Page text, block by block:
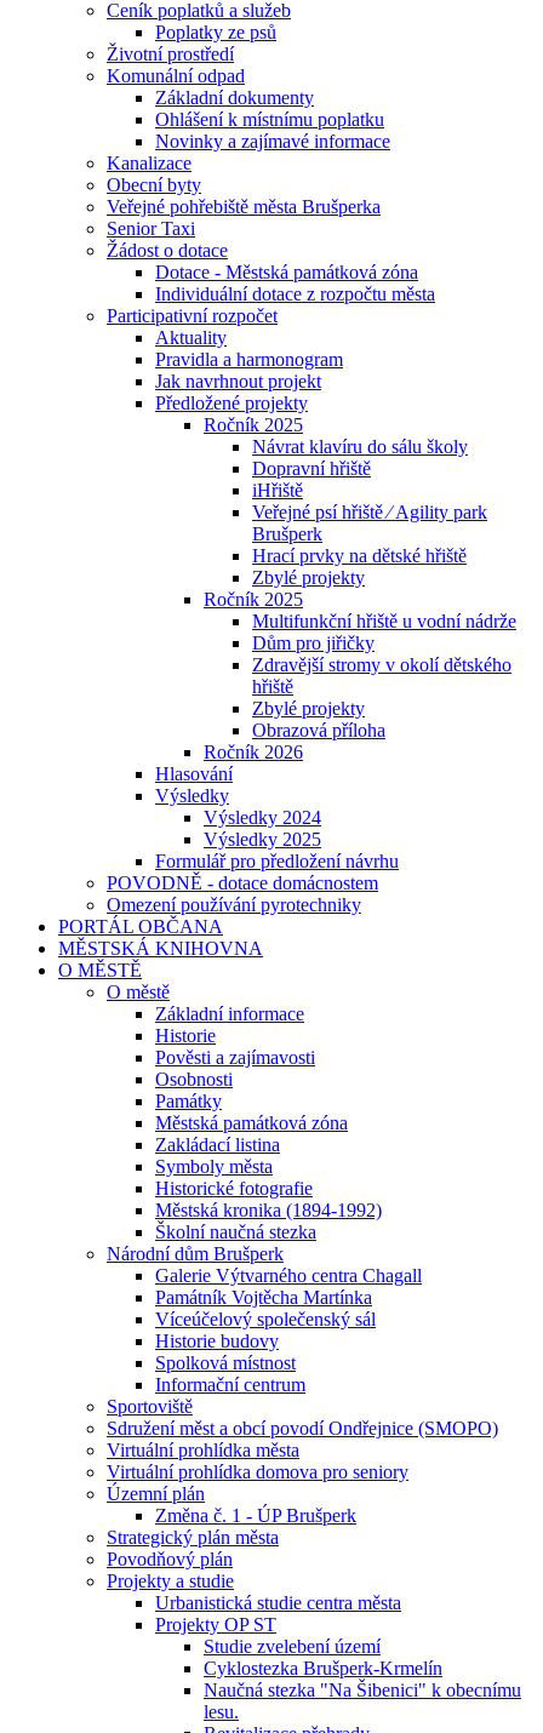
Ceník poplatků a služeb
Poplatky ze psů
Životní prostředí
Komunální odpad
Základní dokumenty
Ohlášení k místnímu poplatku
Novinky a zajímavé informace
Kanalizace
Obecní byty
Veřejné pohřebiště města Brušperka
Senior Taxi
Žádost o dotace
Dotace - Městská památková zóna
Individuální dotace z rozpočtu města
Participativní rozpočet
Aktuality
Pravidla a harmonogram
Jak navrhnout projekt
Předložené projekty
Ročník 2025
Návrat klavíru do sálu školy
Dopravní hřiště
iHřiště
Veřejné psí hřiště ⁄ Agility park
Brušperk
Hrací prvky na dětské hřiště
Zbylé projekty
Ročník 2025
Multifunkční hřiště u vodní nádrže
Dům pro jiřičky
Zdravější stromy v okolí dětského
hřiště
Zbylé projekty
Obrazová příloha
Ročník 2026
Hlasování
Výsledky
Výsledky 2024
Výsledky 2025
Formulář pro předložení návrhu
POVODNĚ - dotace domácnostem
Omezení používání pyrotechniky
PORTÁL OBČANA
MĚSTSKÁ KNIHOVNA
O MĚSTĚ
O městě
Základní informace
Historie
Pověsti a zajímavosti
Osobnosti
Památky
Městská památková zóna
Zakládací listina
Symboly města
Historické fotografie
Městská kronika (1894-1992)
Školní naučná stezka
Národní dům Brušperk
Galerie Výtvarného centra Chagall
Památník Vojtěcha Martínka
Víceúčelový společenský sál
Historie budovy
Spolková místnost
Informační centrum
Sportoviště
Sdružení měst a obcí povodí Ondřejnice (SMOPO)
Virtuální prohlídka města
Virtuální prohlídka domova pro seniory
Územní plán
Změna č. 1 - ÚP Brušperk
Strategický plán města
Povodňový plán
Projekty a studie
Urbanistická studie centra města
Projekty OP ST
Studie zvelebení území
Cyklostezka Brušperk-Krmelín
Naučná stezka "Na Šibenici" k obecnímu
lesu.